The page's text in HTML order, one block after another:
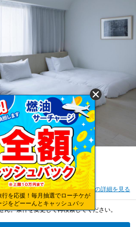
ム 禁煙
グルベッド 2台
部屋の詳細を見る
ん。条件を変更して再検索してください。
行を応援！毎月抽選でローチケが
をどーーんとキャッシュバッ